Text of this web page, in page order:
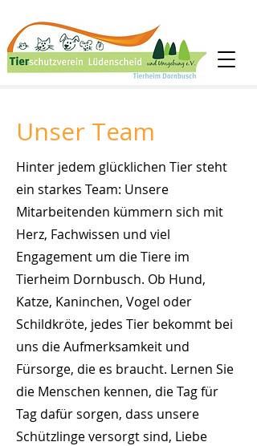
Unser Team
Hinter jedem glücklichen Tier steht
ein starkes Team: Unsere
Mitarbeitenden kümmern sich mit
Herz, Fachwissen und viel
Engagement um die Tiere im
Tierheim Dornbusch. Ob Hund,
Katze, Kaninchen, Vogel oder
Schildkröte, jedes Tier bekommt bei
uns die Aufmerksamkeit und
Fürsorge, die es braucht. Lernen Sie
die Menschen kennen, die Tag für
Tag dafür sorgen, dass unsere
Schützlinge versorgt sind, Liebe